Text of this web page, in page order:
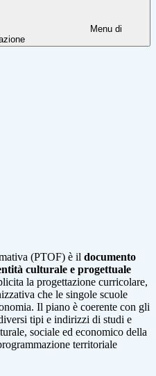
Menu di
(PTOF) è il documento
culturale e progettuale
la progettazione curricolare,
che le singole scuole
Il piano è coerente con gli
tipi e indirizzi di studi e
sociale ed economico della
territoriale